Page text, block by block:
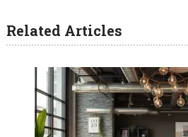
Related Articles